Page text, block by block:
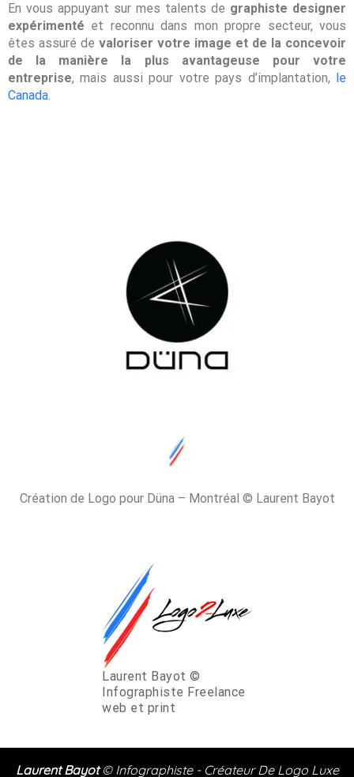
En vous appuyant sur mes talents de graphiste designer
expérimenté et reconnu dans mon propre secteur, vous
êtes assuré de valoriser votre image et de la concevoir
de la manière la plus avantageuse pour votre
entreprise, mais aussi pour votre pays d’implantation, le
Canada.
Création de Logo pour Düna – Montréal © Laurent Bayot
Laurent Bayot ©
Infographiste Freelance
web et print
Laurent Bayot ©Infographiste - Créateur De Logo Luxe